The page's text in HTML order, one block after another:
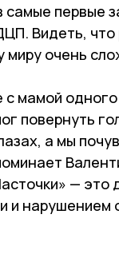
первые
Видеть, что
очень
мамой
повернуть
а мы
— это
и нарушением